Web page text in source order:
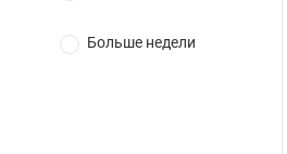
Больше недели